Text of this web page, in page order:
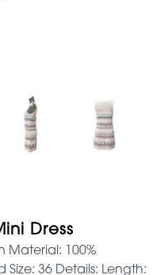
Dress
Material: 100%
36 Details: Length: